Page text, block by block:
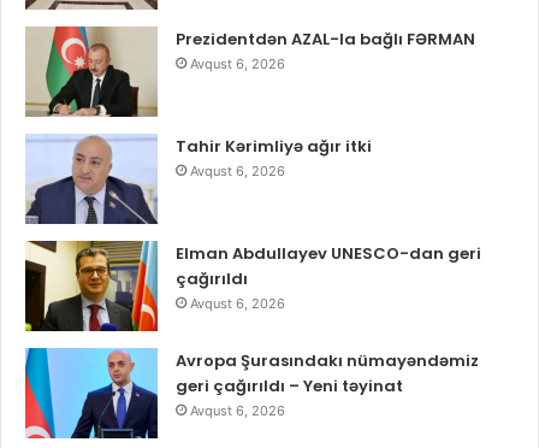
Prezidentdən AZAL-la bağlı FƏRMAN
Avqust 6, 2026
Tahir Kərimliyə ağır itki
Avqust 6, 2026
Elman Abdullayev UNESCO-dan geri
çağırıldı
Avqust 6, 2026
Avropa Şurasındakı nümayəndəmiz
geri çağırıldı – Yeni təyinat
Avqust 6, 2026